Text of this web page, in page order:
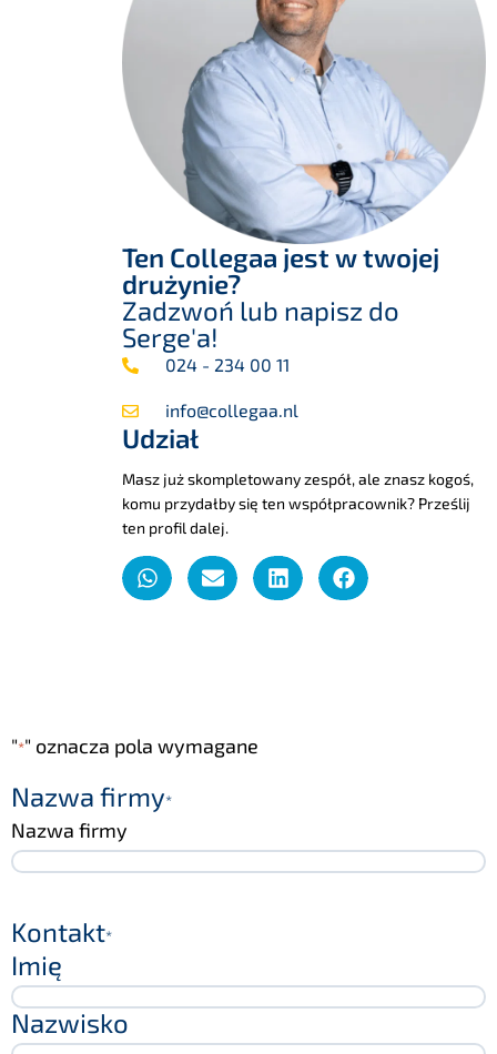
Ten Collegaa jest w twojej
drużynie?
Zadzwoń lub napisz do
Serge'a!
024 - 234 00 11
info@collegaa.nl
Udział
Masz już skompletowany zespół, ale znasz kogoś,
komu przydałby się ten współpracownik? Prześlij
ten profil dalej.
"*" oznacza pola wymagane
Nazwa firmy*
Nazwa firmy
Kontakt*
Imię
Nazwisko